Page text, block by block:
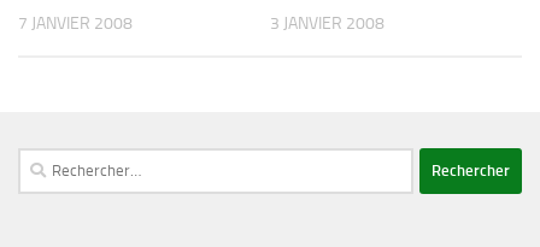
7 JANVIER 2008 3 JANVIER 2008
Rechercher :